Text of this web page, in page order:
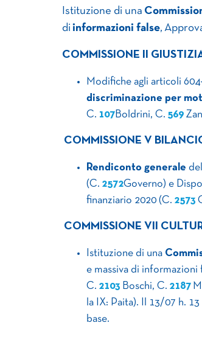
Istituzione di una
di informazioni false,
COMMISSIONE II
Modifiche agli articoli
discriminazione per
C. 107Boldrini, C. 569
COMMISSIONE V
Rendiconto generale
(C. 2572Governo) e
finanziario 2020 (C. 2573
COMMISSIONE VII
Istituzione di una
e massiva di
C. 2103 Boschi, C. 2187
la IX: Paita). Il 13/07 h.
base.